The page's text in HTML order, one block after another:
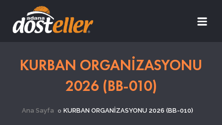
KURBAN ORGANİZASYONU
2026 (BB-010)
Ana Sayfa KURBAN ORGANİZASYONU 2026 (BB-010)